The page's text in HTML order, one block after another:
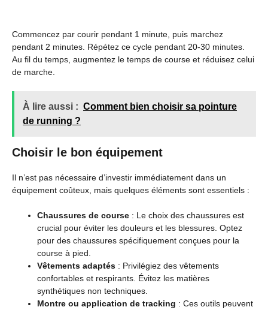
Commencez par courir pendant 1 minute, puis marchez
pendant 2 minutes. Répétez ce cycle pendant 20-30 minutes.
Au fil du temps, augmentez le temps de course et réduisez celui
de marche.
À lire aussi : Comment bien choisir sa pointure
de running ?
Choisir le bon équipement
Il n’est pas nécessaire d’investir immédiatement dans un
équipement coûteux, mais quelques éléments sont essentiels :
Chaussures de course : Le choix des chaussures est
crucial pour éviter les douleurs et les blessures. Optez
pour des chaussures spécifiquement conçues pour la
course à pied.
Vêtements adaptés : Privilégiez des vêtements
confortables et respirants. Évitez les matières
synthétiques non techniques.
Montre ou application de tracking : Ces outils peuvent